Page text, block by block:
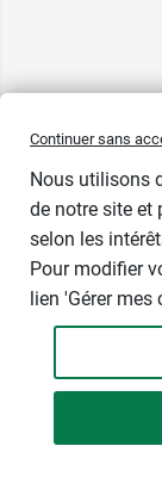
Continuer sans
Nous utilisons
de notre site et
selon les
Pour modifier
lien 'Gérer mes